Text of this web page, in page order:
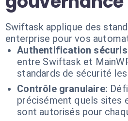
Swiftask applique des
enterprise pour vos
Authentification
entre Swiftask et
standards de sécurité
Contrôle granulaire:
précisément quels sites
sont autorisés pour